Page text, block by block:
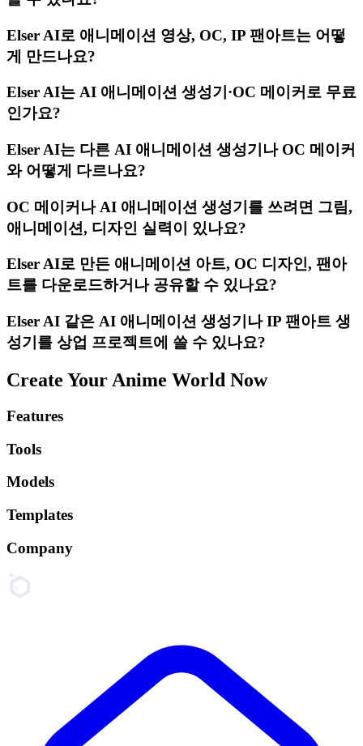
Elser AI로 애니메이션 영상, OC, IP 팬아트는 어떻
게 만드나요?
Elser AI는 AI 애니메이션 생성기·OC 메이커로 무료
인가요?
Elser AI는 다른 AI 애니메이션 생성기나 OC 메이커
와 어떻게 다르나요?
OC 메이커나 AI 애니메이션 생성기를 쓰려면 그림,
애니메이션, 디자인 실력이 있나요?
Elser AI로 만든 애니메이션 아트, OC 디자인, 팬아
트를 다운로드하거나 공유할 수 있나요?
Elser AI 같은 AI 애니메이션 생성기나 IP 팬아트 생
성기를 상업 프로젝트에 쓸 수 있나요?
Create Your Anime World Now
Features
Tools
Models
Templates
Company